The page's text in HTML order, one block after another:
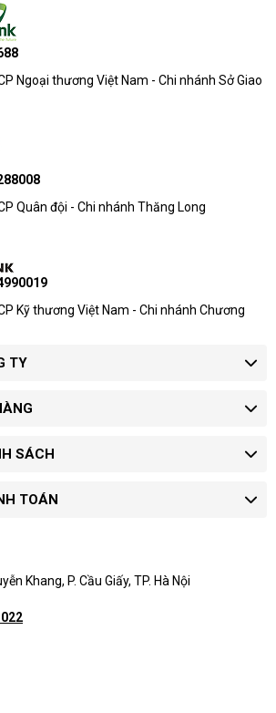
Ngoại thương Việt Nam - Chi nhánh Sở Giao
Quân đội - Chi nhánh Thăng Long
Kỹ thương Việt Nam - Chi nhánh Chương
TY
SÁCH
TOÁN
Khang, P. Cầu Giấy, TP. Hà Nội